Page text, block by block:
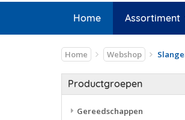
Home Assortiment
Home Webshop
Productgroepen
Gereedschappen